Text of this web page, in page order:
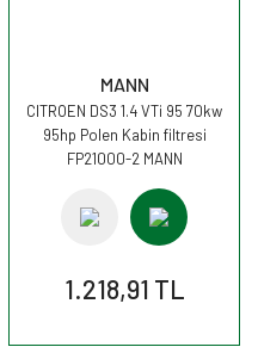
MANN
CITROEN DS3 1.4 VTi 95 70kw
95hp Polen Kabin filtresi
FP21000-2 MANN
1.218,91 TL